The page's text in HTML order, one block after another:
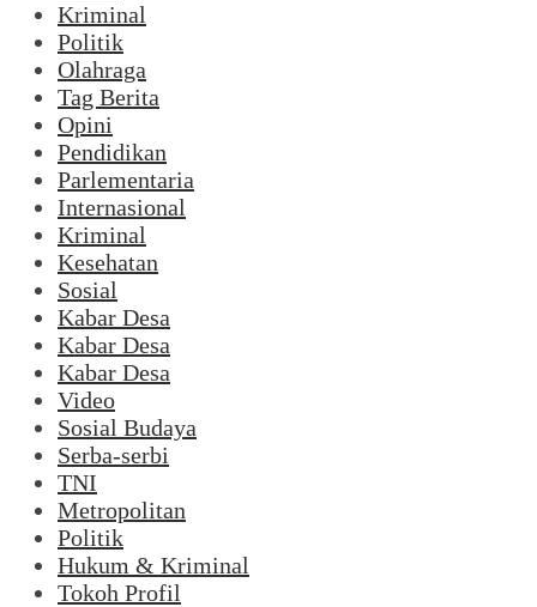
Kriminal
Politik
Olahraga
Tag Berita
Opini
Pendidikan
Parlementaria
Internasional
Kriminal
Kesehatan
Sosial
Kabar Desa
Kabar Desa
Kabar Desa
Video
Sosial Budaya
Serba-serbi
TNI
Metropolitan
Politik
Hukum & Kriminal
Tokoh Profil